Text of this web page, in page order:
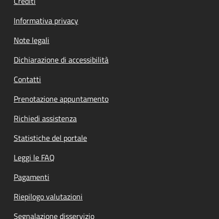
Informativa privacy
Note legali
Dichiarazione di accessibilità
Contatti
Prenotazione appuntamento
Richiedi assistenza
Statistiche del portale
Leggi le FAQ
Pagamenti
Riepilogo valutazioni
Segnalazione disservizio